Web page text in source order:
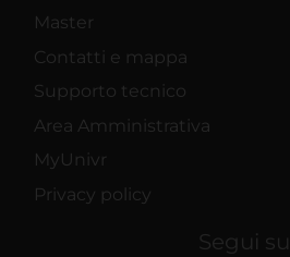
Master
Contatti e mappa
Supporto tecnico
Area Amministrativa
MyUnivr
Privacy policy
Segui su